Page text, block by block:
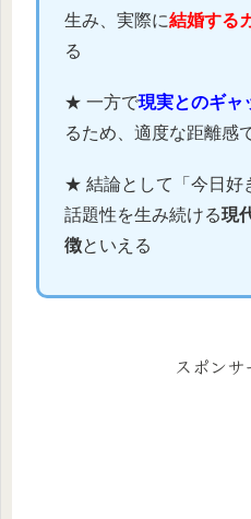
生み、実際に結婚する
る
★ 一方で現実とのギャ
るため、適度な距離感
★ 結論として「今日好
話題性を生み続ける現
徴といえる
スポンサ